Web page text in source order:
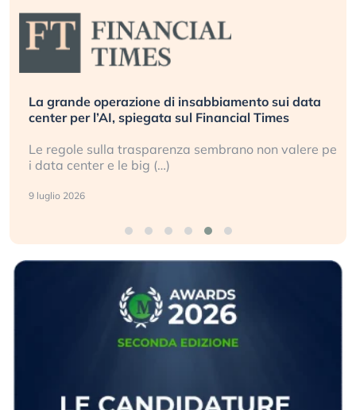
La grande operazione di insabbiamento sui data
center per l’AI, spiegata sul Financial Times
Le regole sulla trasparenza sembrano non valere per
i data center e le big (…)
9 luglio 2026